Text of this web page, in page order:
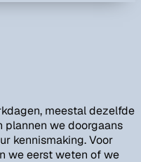
meestal dezelfde
plannen we doorgaans
kennismaking. Voor
we eerst weten of we